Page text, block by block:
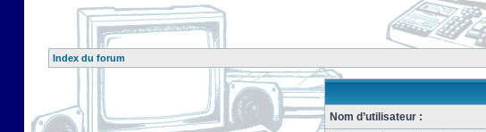
Index du forum
Nom d’utilisateur :